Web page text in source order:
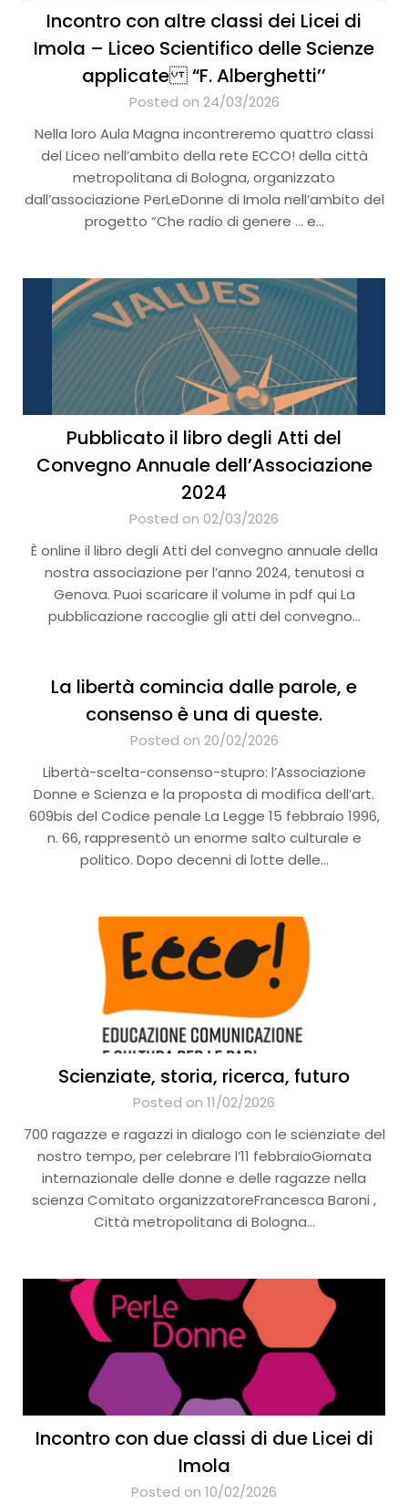
Incontro con altre classi dei Licei di
Imola – Liceo Scientifico delle Scienze
applicate “F. Alberghetti’’
Posted on 24/03/2026
Nella loro Aula Magna incontreremo quattro classi
del Liceo nell’ambito della rete ECCO! della città
metropolitana di Bologna, organizzato
dall’associazione PerLeDonne di Imola nell’ambito del
progetto “Che radio di genere … e…
Pubblicato il libro degli Atti del
Convegno Annuale dell’Associazione
2024
Posted on 02/03/2026
È online il libro degli Atti del convegno annuale della
nostra associazione per l’anno 2024, tenutosi a
Genova. Puoi scaricare il volume in pdf qui La
pubblicazione raccoglie gli atti del convegno…
La libertà comincia dalle parole, e
consenso è una di queste.
Posted on 20/02/2026
Libertà-scelta-consenso-stupro: l’Associazione
Donne e Scienza e la proposta di modifica dell’art.
609bis del Codice penale La Legge 15 febbraio 1996,
n. 66, rappresentò un enorme salto culturale e
politico. Dopo decenni di lotte delle…
Scienziate, storia, ricerca, futuro
Posted on 11/02/2026
700 ragazze e ragazzi in dialogo con le scienziate del
nostro tempo, per celebrare l’11 febbraioGiornata
internazionale delle donne e delle ragazze nella
scienza Comitato organizzatoreFrancesca Baroni ,
Città metropolitana di Bologna…
Incontro con due classi di due Licei di
Imola
Posted on 10/02/2026